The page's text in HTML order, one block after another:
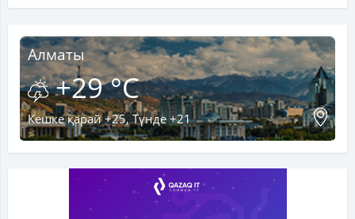
Алматы
+29 °C
Кешке қарай +25, Түнде +21